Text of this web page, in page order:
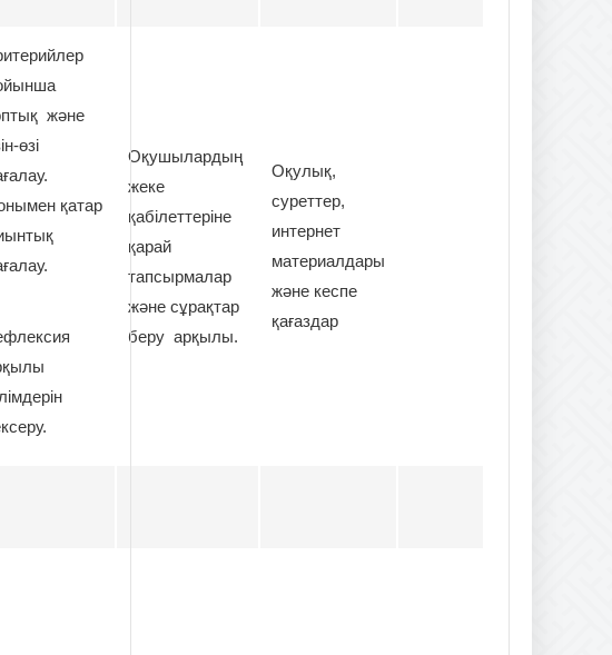
және
өзі
қатар
Оқушылардың
жеке
қабілеттеріне
қарай
тапсырмалар
және сұрақтар
беру арқылы.
Оқулық,
суреттер,
интернет
материалдары
және кеспе
қағаздар